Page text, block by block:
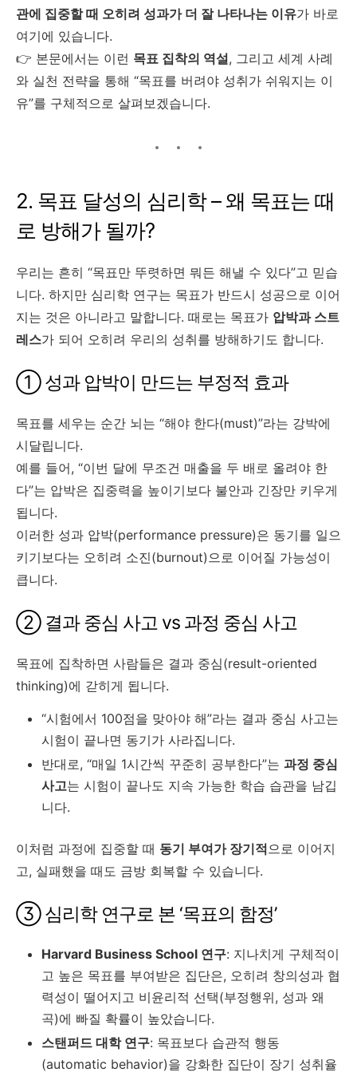
관에 집중할 때 오히려 성과가 더 잘 나타나는 이유가 바로
여기에 있습니다.
👉 본문에서는 이런 목표 집착의 역설, 그리고 세계 사례
와 실천 전략을 통해 “목표를 버려야 성취가 쉬워지는 이
유”를 구체적으로 살펴보겠습니다.
2. 목표 달성의 심리학 – 왜 목표는 때
로 방해가 될까?
우리는 흔히 “목표만 뚜렷하면 뭐든 해낼 수 있다”고 믿습
니다. 하지만 심리학 연구는 목표가 반드시 성공으로 이어
지는 것은 아니라고 말합니다. 때로는 목표가 압박과 스트
레스가 되어 오히려 우리의 성취를 방해하기도 합니다.
① 성과 압박이 만드는 부정적 효과
목표를 세우는 순간 뇌는 “해야 한다(must)”라는 강박에
시달립니다.
예를 들어, “이번 달에 무조건 매출을 두 배로 올려야 한
다”는 압박은 집중력을 높이기보다 불안과 긴장만 키우게
됩니다.
이러한 성과 압박(performance pressure)은 동기를 일으
키기보다는 오히려 소진(burnout)으로 이어질 가능성이
큽니다.
② 결과 중심 사고 vs 과정 중심 사고
목표에 집착하면 사람들은 결과 중심(result-oriented
thinking)에 갇히게 됩니다.
“시험에서 100점을 맞아야 해”라는 결과 중심 사고는
시험이 끝나면 동기가 사라집니다.
반대로, “매일 1시간씩 꾸준히 공부한다”는 과정 중심
사고는 시험이 끝나도 지속 가능한 학습 습관을 남깁
니다.
이처럼 과정에 집중할 때 동기 부여가 장기적으로 이어지
고, 실패했을 때도 금방 회복할 수 있습니다.
③ 심리학 연구로 본 ‘목표의 함정’
Harvard Business School 연구: 지나치게 구체적이
고 높은 목표를 부여받은 집단은, 오히려 창의성과 협
력성이 떨어지고 비윤리적 선택(부정행위, 성과 왜
곡)에 빠질 확률이 높았습니다.
스탠퍼드 대학 연구: 목표보다 습관적 행동
(automatic behavior)을 강화한 집단이 장기 성취율